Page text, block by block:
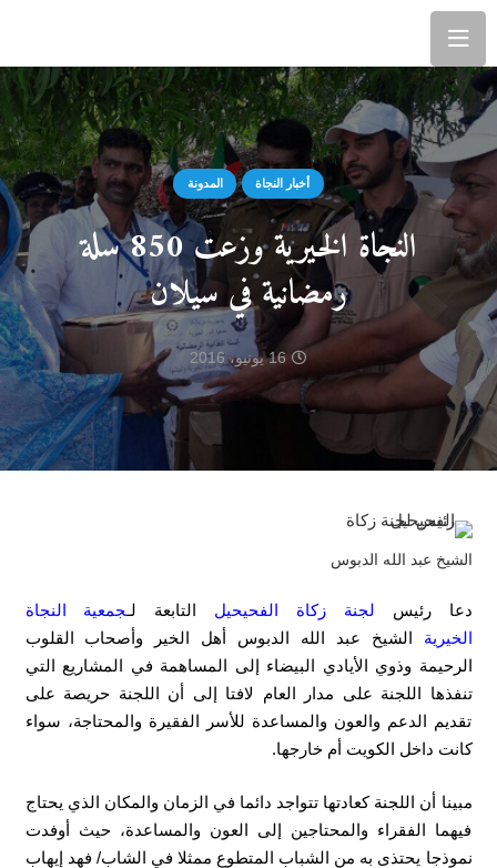
أخبار النجاة المدونة
النجاة الخيرية وزعت 850 سلة
رمضانية في سيلان
16 يونيو، 2016
الشيخ عبد الله الدبوس
دعا رئيس لجنة زكاة الفحيحيل التابعة لـجمعية النجاة
الخيرية الشيخ عبد الله الدبوس أهل الخير وأصحاب القلوب
الرحيمة وذوي الأيادي البيضاء إلى المساهمة في المشاريع التي
تنفذها اللجنة على مدار العام لافتا إلى أن اللجنة حريصة على
تقديم الدعم والعون والمساعدة للأسر الفقيرة والمحتاجة، سواء
كانت داخل الكويت أم خارجها.
مبينا أن اللجنة كعادتها تتواجد دائما في الزمان والمكان الذي يحتاج
فيهما الفقراء والمحتاجين إلى العون والمساعدة، حيث أوفدت
نموذجا يحتذى به من الشباب المتطوع ممثلا في الشاب/ فهد إيهاب